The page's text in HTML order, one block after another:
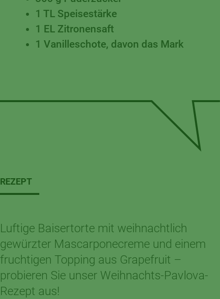
REZEPT
Luftige Baisertorte mit weihnachtlich
gewürzter Mascarponecreme und einem
fruchtigen Topping aus Grapefruit –
probieren Sie unser Weihnachts-Pavlova-
Rezept aus!
1 TL Speisestärke
1 EL Zitronensaft
1 Vanilleschote, davon das Mark